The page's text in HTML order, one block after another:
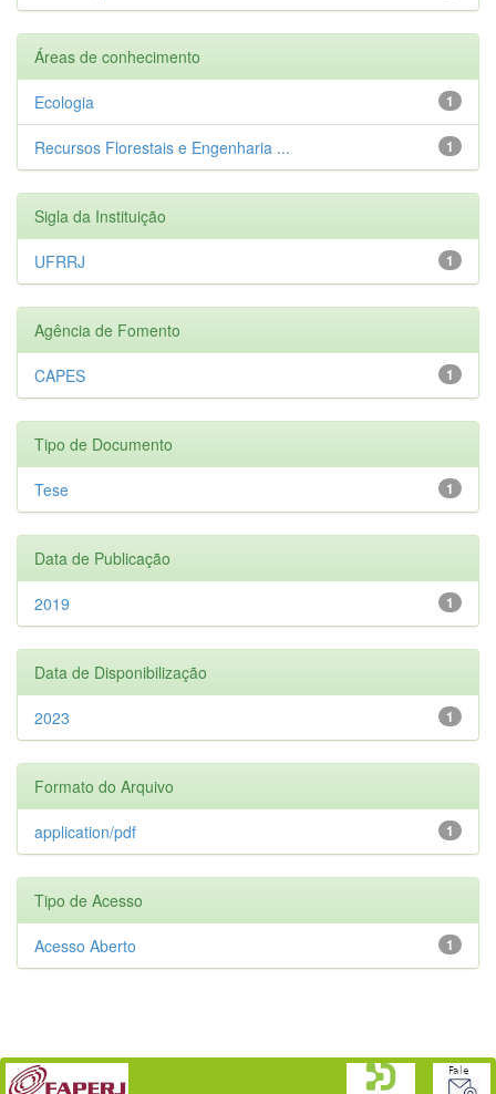
Áreas de conhecimento
1
Ecologia
1
Recursos Florestais e Engenharia ...
Sigla da Instituição
1
UFRRJ
Agência de Fomento
1
CAPES
Tipo de Documento
1
Tese
Data de Publicação
1
2019
Data de Disponibilização
1
2023
Formato do Arquivo
1
application/pdf
Tipo de Acesso
1
Acesso Aberto